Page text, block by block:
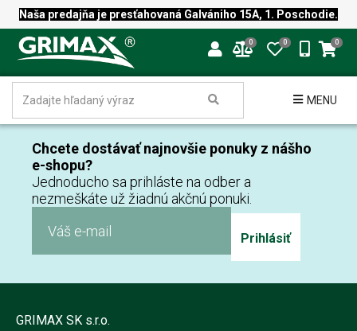
Naša predajňa je presťahovaná Galvániho 15A, 1. Poschodie.
0 0 0
MENU
Chcete dostávať najnovšie ponuky z nášho
e-shopu?
Jednoducho sa prihláste na odber a
nezmeškáte už žiadnú akčnú ponuki.
Prihlásiť
GRIMAX SK s.r.o.